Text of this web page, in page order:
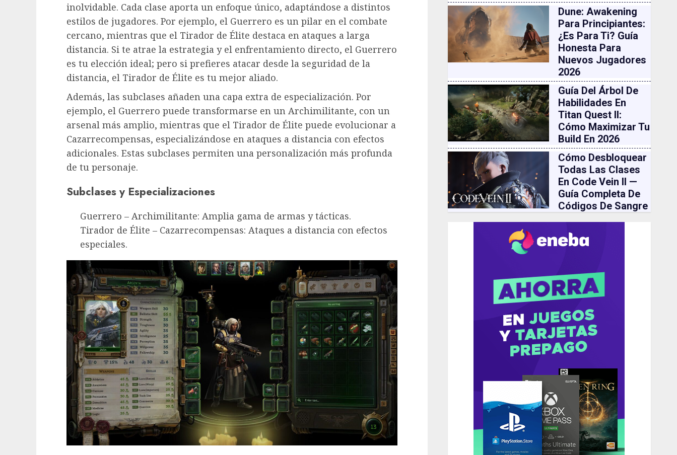
inolvidable. Cada clase aporta un enfoque único, adaptándose a distintos
estilos de jugadores. Por ejemplo, el Guerrero es un pilar en el combate
cercano, mientras que el Tirador de Élite destaca en ataques a larga
distancia. Si te atrae la estrategia y el enfrentamiento directo, el Guerrero
es tu elección ideal; pero si prefieres atacar desde la seguridad de la
distancia, el Tirador de Élite es tu mejor aliado.
Además, las subclases añaden una capa extra de especialización. Por
ejemplo, el Guerrero puede transformarse en un Archimilitante, con un
arsenal más amplio, mientras que el Tirador de Élite puede evolucionar a
Cazarrecompensas, especializándose en ataques a distancia con efectos
adicionales. Estas subclases permiten una personalización más profunda
de tu personaje.
Subclases y Especializaciones
Guerrero – Archimilitante: Amplia gama de armas y tácticas.
Tirador de Élite – Cazarrecompensas: Ataques a distancia con efectos
especiales.
Dune: Awakening
Para Principiantes:
¿es Para Ti? Guía
Honesta Para
Nuevos Jugadores
2026
Guía Del Árbol De
Habilidades En
Titan Quest II:
Cómo Maximizar Tu
Build En 2026
Cómo Desbloquear
Todas Las Clases
En Code Vein II —
Guía Completa De
Códigos De Sangre